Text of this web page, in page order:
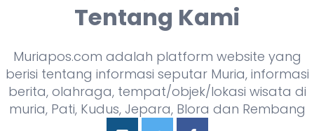
Tentang Kami
Muriapos.com adalah platform website yang
berisi tentang informasi seputar Muria, informasi
berita, olahraga, tempat/objek/lokasi wisata di
muria, Pati, Kudus, Jepara, Blora dan Rembang